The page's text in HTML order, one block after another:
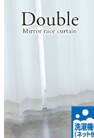
1.5倍ヒダ
アジャスターフック
フック形態
Aフック